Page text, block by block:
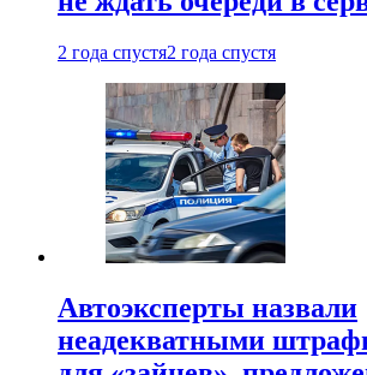
2 года спустя2 года спустя
Автоэксперты назвали
неадекватными